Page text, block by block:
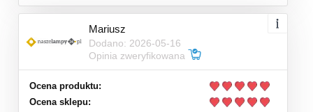
Mariusz
Dodano: 2026-05-16
Opinia zweryfikowana
Ocena produktu:
Ocena sklepu: